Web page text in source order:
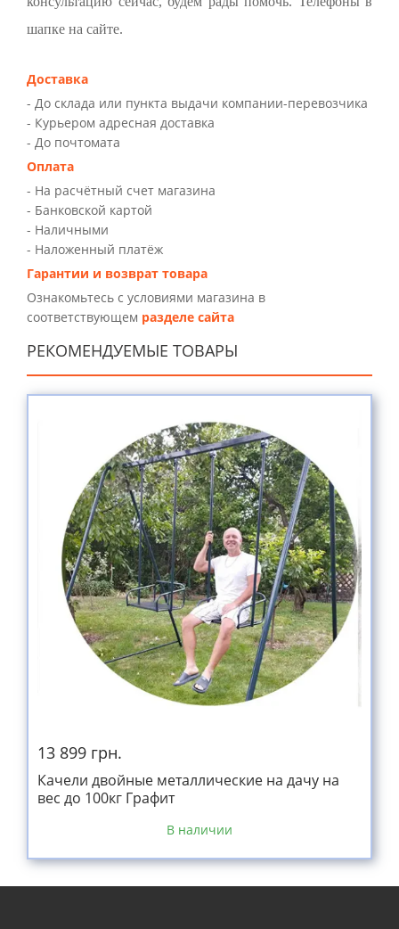
шапке на сайте.
Доставка
- До склада или пункта выдачи компании-перевозчика
- Курьером адресная доставка
- До почтомата
Оплата
- На расчётный счет магазина
- Банковской картой
- Наличными
- Наложенный платёж
Гарантии и возврат товара
Ознакомьтесь с условиями магазина в
соответствующем разделе сайта
РЕКОМЕНДУЕМЫЕ ТОВАРЫ
13 899 грн.
Качели двойные металлические на дачу на
вес до 100кг Графит
В наличии